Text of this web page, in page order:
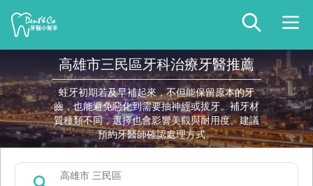
高雄市三民區牙科治療牙醫推薦
蛀牙初期若及早補起來，不但能保留原本的牙
齒，也能避免惡化到需要抽神經或拔牙。補牙材
質種類不同，選擇也會影響美觀與耐用度。建議
預約牙醫師確認處理方式。
高雄市 三民區